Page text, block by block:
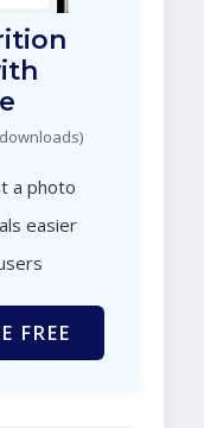
a photo
easier
FREE